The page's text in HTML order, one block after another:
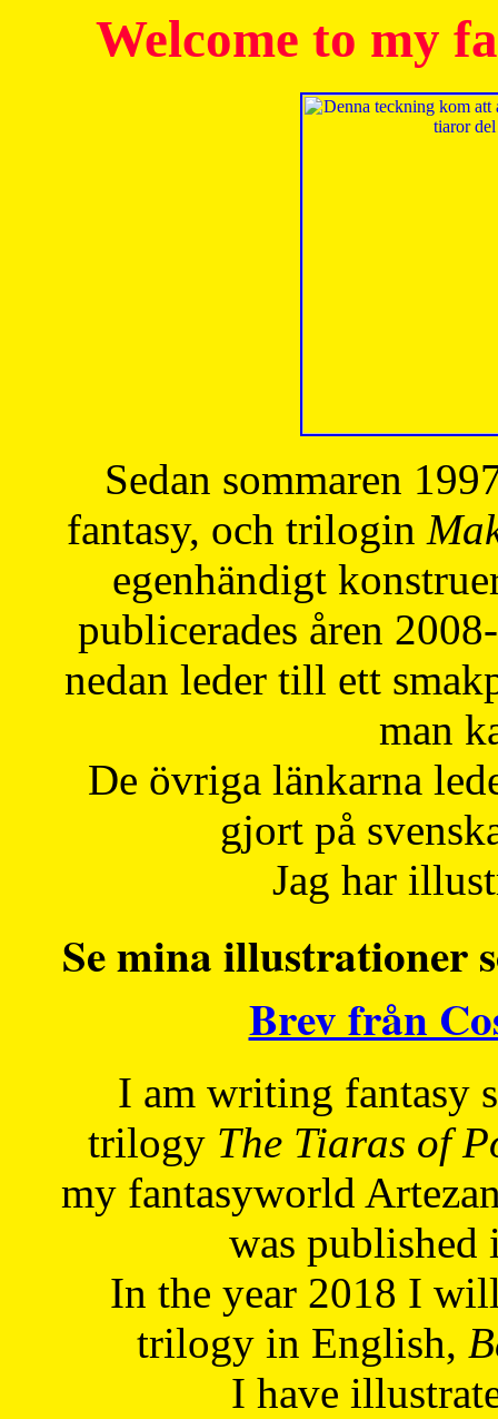
Welcome to my
Sedan sommaren
fantasy, och trilogin
egenhändigt
publicerades åren
nedan leder till ett
man
De övriga länkarna
gjort på
Jag har
Se mina illustrationer
Brev från
I am writing fantasy
trilogy The Tiaras of
my fantasyworld
was published
In the year 2018 I
trilogy in English,
I have